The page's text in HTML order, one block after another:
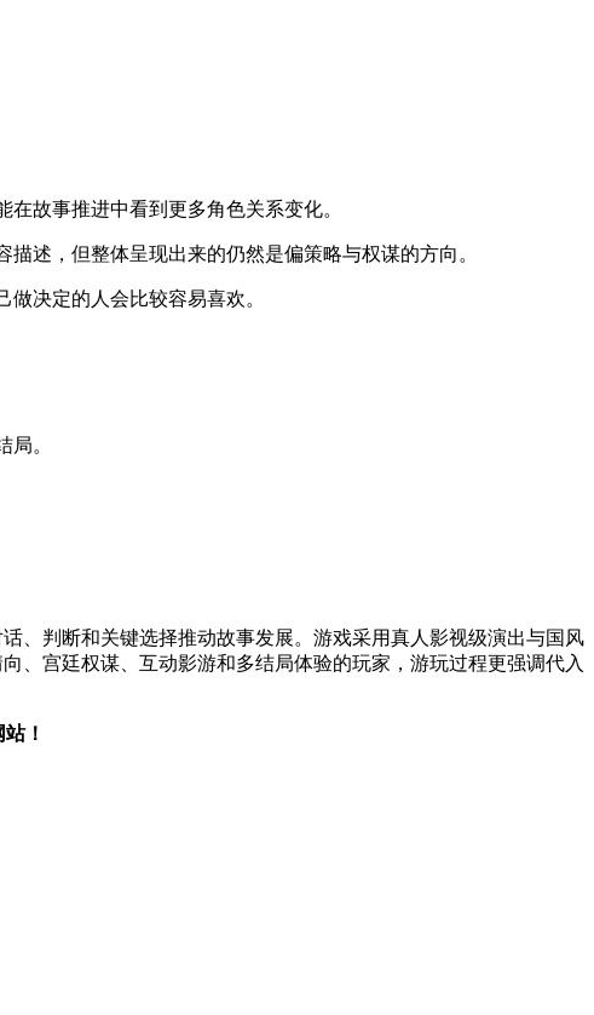
故事推进中看到更多角色关系变化。
述，但整体呈现出来的仍然是偏策略与权谋的方向。
决定的人会比较容易喜欢。
。
、判断和关键选择推动故事发展。游戏采用真人影视级演出与国风
、宫廷权谋、互动影游和多结局体验的玩家，游玩过程更强调代入
！